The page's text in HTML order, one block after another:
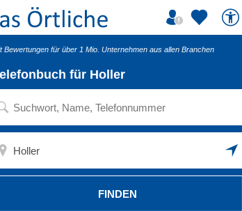
Bewertungen für über 1 Mio. Unternehmen aus allen Branchen
für Holler
FINDEN